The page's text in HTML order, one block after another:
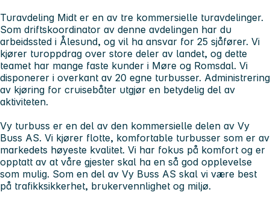
Turavdeling Midt er en av tre kommersielle turavdelinger.
Som driftskoordinator av denne avdelingen har du
arbeidssted i Ålesund, og vil ha ansvar for 25 sjåfører. Vi
kjører turoppdrag over store deler av landet, og dette
teamet har mange faste kunder i Møre og Romsdal. Vi
disponerer i overkant av 20 egne turbusser. Administrering
av kjøring for cruisebåter utgjør en betydelig del av
aktiviteten.
Vy turbuss er en del av den kommersielle delen av Vy
Buss AS. Vi kjører flotte, komfortable turbusser som er av
markedets høyeste kvalitet. Vi har fokus på komfort og er
opptatt av at våre gjester skal ha en så god opplevelse
som mulig. Som en del av Vy Buss AS skal vi være best
på trafikksikkerhet, brukervennlighet og miljø.